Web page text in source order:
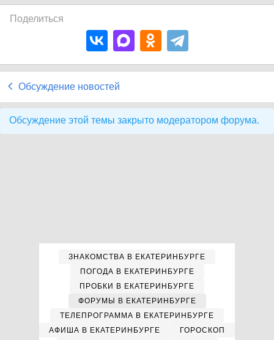
Поделиться
Обсуждение новостей
Обсуждение этой темы закрыто модератором форума.
ЗНАКОМСТВА В ЕКАТЕРИНБУРГЕ
ПОГОДА В ЕКАТЕРИНБУРГЕ
ПРОБКИ В ЕКАТЕРИНБУРГЕ
ФОРУМЫ В ЕКАТЕРИНБУРГЕ
ТЕЛЕПРОГРАММА В ЕКАТЕРИНБУРГЕ
АФИША В ЕКАТЕРИНБУРГЕ
ГОРОСКОП